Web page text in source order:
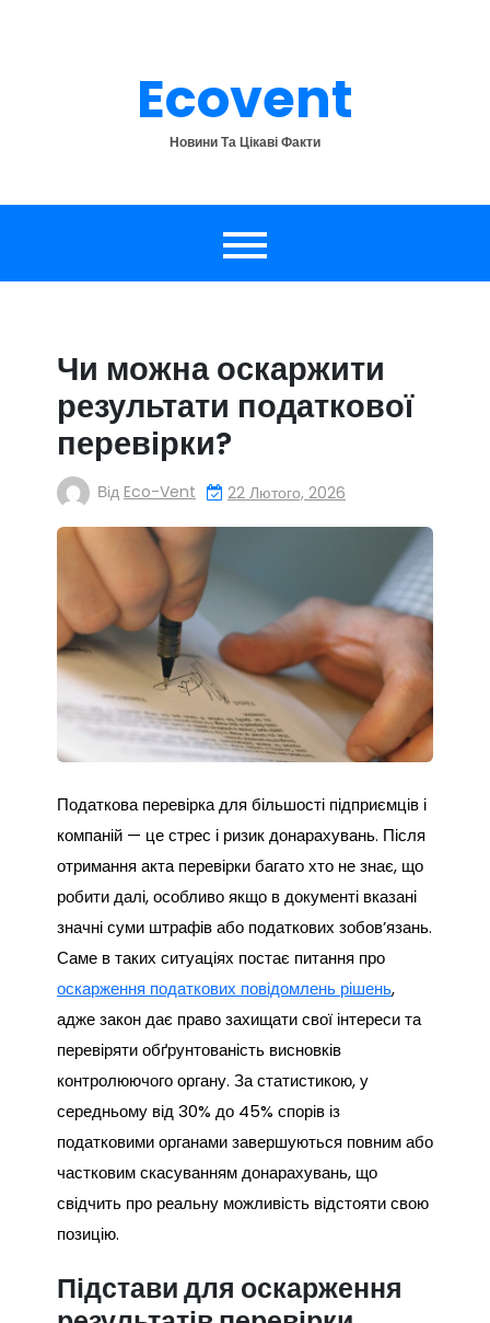
Ecovent
Новини Та Цікаві Факти
Чи можна оскаржити
результати податкової
перевірки?
Від Eco-Vent 22 Лютого, 2026
Податкова перевірка для більшості підприємців і
компаній — це стрес і ризик донарахувань. Після
отримання акта перевірки багато хто не знає, що
робити далі, особливо якщо в документі вказані
значні суми штрафів або податкових зобов’язань.
Саме в таких ситуаціях постає питання про
оскарження податкових повідомлень рішень,
адже закон дає право захищати свої інтереси та
перевіряти обґрунтованість висновків
контролюючого органу. За статистикою, у
середньому від 30% до 45% спорів із
податковими органами завершуються повним або
частковим скасуванням донарахувань, що
свідчить про реальну можливість відстояти свою
позицію.
Підстави для оскарження